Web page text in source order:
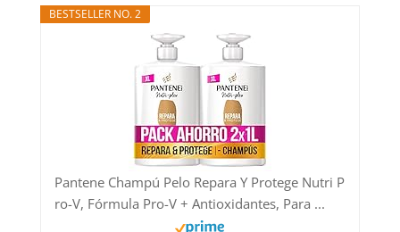
BESTSELLER NO. 2
Pantene Champú Pelo Repara Y Protege Nutri P
ro-V, Fórmula Pro-V + Antioxidantes, Para ...